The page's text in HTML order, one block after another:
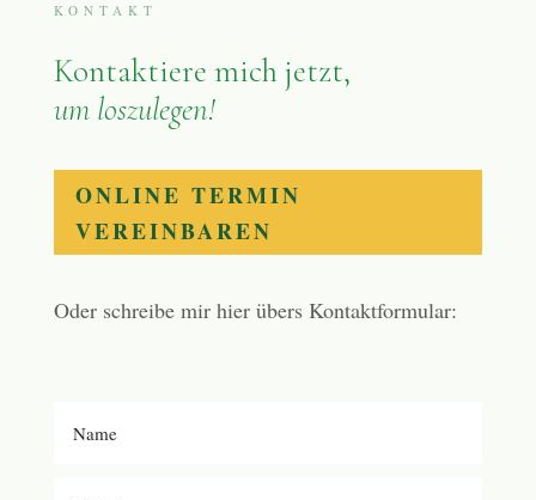
KONTAKT
Kontaktiere mich jetzt,
um loszulegen!
ONLINE TERMIN
VEREINBAREN
Oder schreibe mir hier übers Kontaktformular: